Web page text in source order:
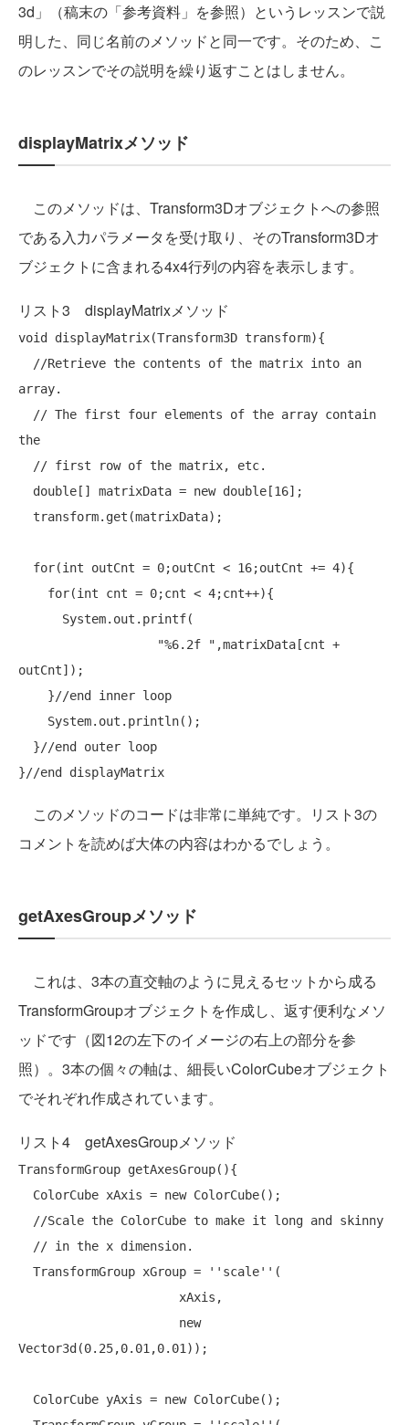
3d」（稿末の「参考資料」を参照）というレッスンで説
明した、同じ名前のメソッドと同一です。そのため、こ
のレッスンでその説明を繰り返すことはしません。
displayMatrixメソッド
このメソッドは、Transform3Dオブジェクトへの参照
である入力パラメータを受け取り、そのTransform3Dオ
ブジェクトに含まれる4x4行列の内容を表示します。
リスト3 displayMatrixメソッド
void
displayMatrix(Transform3D transform){
//Retrieve the contents of the matrix into an
array.
// The first four elements of the array contain
the
// first row of the matrix, etc.
double [] matrixData = new double [16];
for(int outCnt = 0;outCnt < 16;outCnt += 4){
for(int cnt = 0;cnt < 4;cnt++){
"%6.2f " ,matrixData[cnt +
outCnt]);
    }
//end inner loop
  }
//end outer loop
}//end displayMatrix
このメソッドのコードは非常に単純です。リスト3の
コメントを読めば大体の内容はわかるでしょう。
getAxesGroupメソッド
これは、3本の直交軸のように見えるセットから成る
TransformGroupオブジェクトを作成し、返す便利なメソ
ッドです（図12の左下のイメージの右上の部分を参
照）。3本の個々の軸は、細長いColorCubeオブジェクト
でそれぞれ作成されています。
リスト4 getAxesGroupメソッド
TransformGroup getAxesGroup(){
  ColorCube xAxis =
new ColorCube();
//Scale the ColorCube to make it long and skinny
// in the x dimension.
  TransformGroup xGroup =
'' scale'' (
new
Vector3d(0.25,0.01,0.01));
  ColorCube yAxis =
new ColorCube();